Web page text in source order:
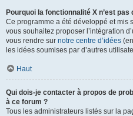
Pourquoi la fonctionnalité X n’est pas
Ce programme a été développé et mis
vous souhaitez proposer l’intégration
vous rendre sur notre centre d’idées
les idées soumises par d’autres
Haut
Qui dois-je contacter à propos de
à ce forum ?
Tous les administrateurs listés sur la